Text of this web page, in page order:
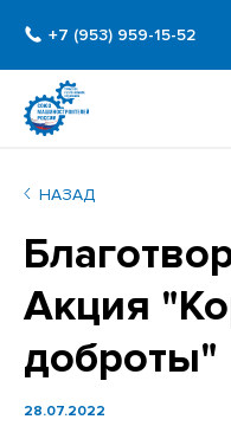
+7 (953) 959-15-52
НАЗАД
Акция
доброты"
28.07.2022